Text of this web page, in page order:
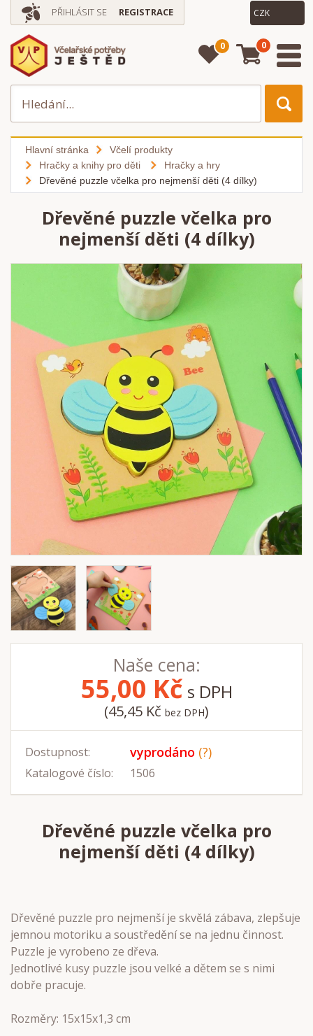
PŘIHLÁSIT SE REGISTRACE
0 0
Hlavní stránka
Včelí produkty
Hračky a knihy pro děti
Hračky a hry
Dřevěné puzzle včelka pro nejmenší děti (4 dílky)
Dřevěné puzzle včelka pro
nejmenší děti (4 dílky)
Naše cena:
55,00 Kč s DPH
(45,45 Kč bez DPH)
Dostupnost: vyprodáno (?)
Katalogové číslo: 1506
Dřevěné puzzle včelka pro
nejmenší děti (4 dílky)
Dřevěné puzzle pro nejmenší je skvělá zábava, zlepšuje
jemnou motoriku a soustředění se na jednu činnost.
Puzzle je vyrobeno ze dřeva.
Jednotlivé kusy puzzle jsou velké a dětem se s nimi
dobře pracuje.
Rozměry: 15x15x1,3 cm